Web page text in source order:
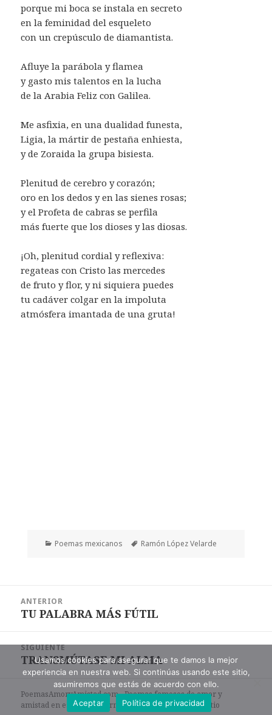
porque mi boca se instala en secreto
en la feminidad del esqueleto
con un crepúsculo de diamantista.
Afluye la parábola y flamea
y gasto mis talentos en la lucha
de la Arabia Feliz con Galilea.
Me asfixia, en una dualidad funesta,
Ligia, la mártir de pestaña enhiesta,
y de Zoraida la grupa bisiesta.
Plenitud de cerebro y corazón;
oro en los dedos y en las sienes rosas;
y el Profeta de cabras se perfila
más fuerte que los dioses y las diosas.
¡Oh, plenitud cordial y reflexiva:
regateas con Cristo las mercedes
de fruto y flor, y ni siquiera puedes
tu cadáver colgar en la impoluta
atmósfera imantada de una gruta!
Categorías
Poemas mexicanos Etiquetas
Ramón López Velarde
entradas
ANTERIOR
Entrada
TU PALABRA MÁS FÚTIL
SIGUIENTE
Entrada
siguiente:
TRANSMÚTASE MI ALMA
PoemasAmoryAmistad.com - Poemas famosos de amor y
amistad en español en formato de texto. |Mapa del sitio
Usamos cookies para asegurar que te damos la mejor
experiencia en nuestra web. Si continúas usando este sitio,
asumiremos que estás de acuerdo con ello.
Aceptar
Política de privacidad